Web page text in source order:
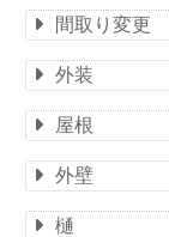
間取り変更
外装
屋根
外壁
樋